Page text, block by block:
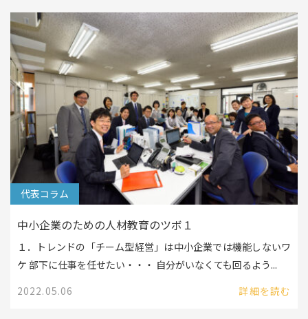
代表コラム
中小企業のための人材教育のツボ１
１．トレンドの「チーム型経営」は中小企業では機能しないワ
ケ 部下に仕事を任せたい・・・ 自分がいなくても回るよう...
2022.05.06
詳細を読む